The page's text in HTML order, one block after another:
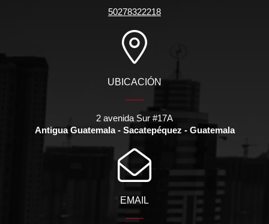
50278322218
UBICACIÓN
2 avenida Sur #17A
Antigua Guatemala - Sacatepéquez - Guatemala
EMAIL